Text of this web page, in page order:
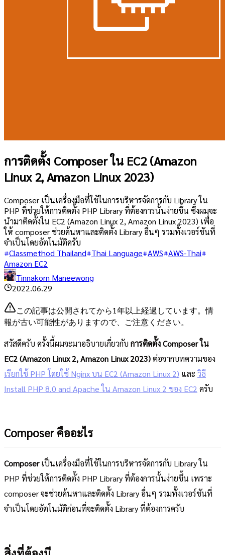
การติดตั้ง Composer ใน EC2 (Amazon
Linux 2, Amazon Linux 2023)
Composer เป็นเครื่องมือที่ใช้ในการบริหารจัดการกับ Library ใน
PHP ที่ช่วยให้การติดตั้ง PHP Library ที่ต้องการนั้นง่ายขึ้น ซึ่งผมจะ
นำมาติดตั้งใน EC2 (Amazon Linux 2, Amazon Linux 2023) เพื่อ
ให้ composer ช่วยค้นหาและติดตั้ง Library อื่นๆ รวมทั้งเวอร์ชันที่
จำเป็นโดยอัตโนมัติครับ
Classmethod Thailand Thai Language AWS AWS-Thai
Amazon EC2
Tinnakorn Maneewong
2022.06.29
この記事は公開されてから1年以上経過しています。情
報が古い可能性がありますので、ご注意ください。
สวัสดีครับ ครั้งนี้ผมจะมาอธิบายเกี่ยวกับ การติดตั้ง Composer ใน
EC2 (Amazon Linux 2, Amazon Linux 2023)ต่อจากบทความของ
เรียกใช้ PHP โดยใช้ Nginx บน EC2 (Amazon Linux 2) และ วิธี
Install PHP 8.0 and Apache ใน Amazon Linux 2 ของ EC2 ครับ
Composer คืออะไร
Composerเป็นเครื่องมือที่ใช้ในการบริหารจัดการกับ Library ใน
PHP ที่ช่วยให้การติดตั้ง PHP Library ที่ต้องการนั้นง่ายขึ้น เพราะ
composer จะช่วยค้นหาและติดตั้ง Library อื่นๆ รวมทั้งเวอร์ชันที่
จำเป็นโดยอัตโนมัติก่อนที่จะติดตั้ง Library ที่ต้องการครับ